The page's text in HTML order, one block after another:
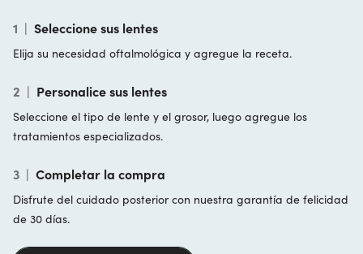
1 | Seleccione sus lentes
Elija su necesidad oftalmológica y agregue la receta.
2 | Personalice sus lentes
Seleccione el tipo de lente y el grosor, luego agregue los
tratamientos especializados.
3 | Completar la compra
Disfrute del cuidado posterior con nuestra garantía de felicidad
de 30 días.